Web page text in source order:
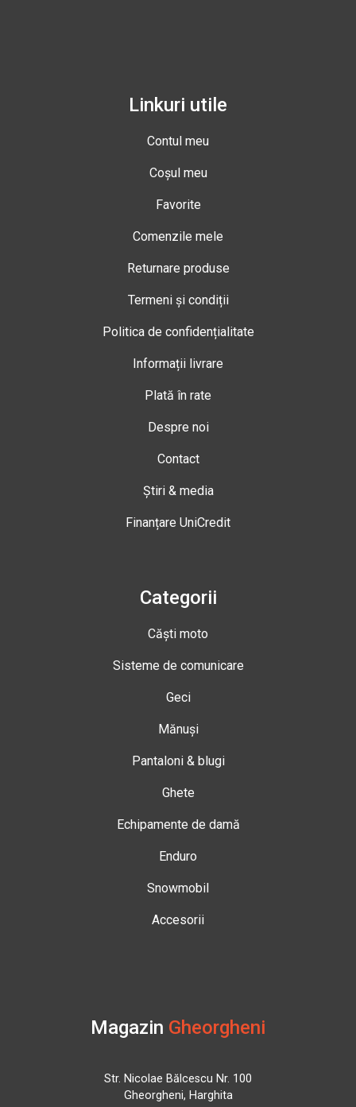
Linkuri utile
Contul meu
Coșul meu
Favorite
Comenzile mele
Returnare produse
Termeni și condiții
Politica de confidențialitate
Informații livrare
Plată în rate
Despre noi
Contact
Știri & media
Finanțare UniCredit
Categorii
Căști moto
Sisteme de comunicare
Geci
Mănuși
Pantaloni & blugi
Ghete
Echipamente de damă
Enduro
Snowmobil
Accesorii
Magazin Gheorgheni
Str. Nicolae Bălcescu Nr. 100
Gheorgheni, Harghita